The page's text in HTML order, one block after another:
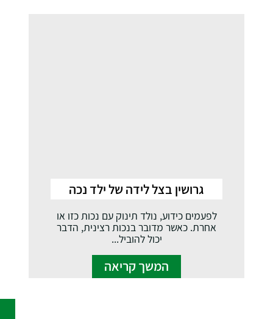
גרושין בצל לידה של ילד נכה
לפעמים כידוע, נולד תינוק עם נכות כזו או
אחרת. כאשר מדובר בנכות רצינית, הדבר
יכול להוביל...
המשך קריאה